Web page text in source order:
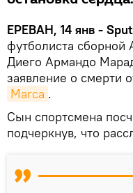
ЕРЕВАН, 14 янв -
футболиста
Диего Армандо
заявление о смерти
Marca .
Сын спортсмена
подчеркнув, что